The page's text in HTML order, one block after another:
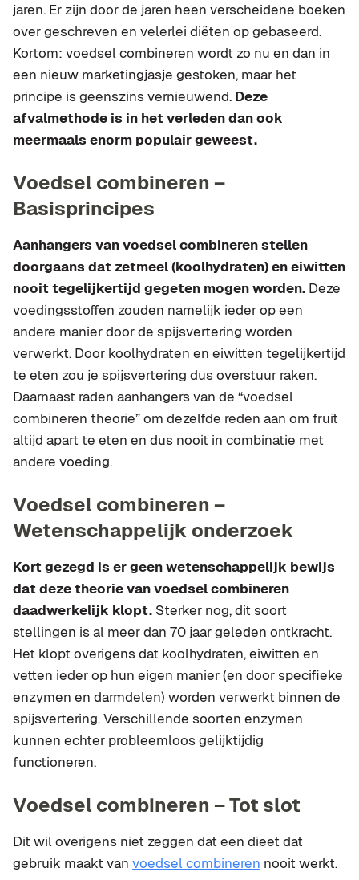
jaren. Er zijn door de jaren heen verscheidene boeken
over geschreven en velerlei diëten op gebaseerd.
Kortom: voedsel combineren wordt zo nu en dan in
een nieuw marketingjasje gestoken, maar het
principe is geenszins vernieuwend. Deze
afvalmethode is in het verleden dan ook
meermaals enorm populair geweest.
Voedsel combineren –
Basisprincipes
Aanhangers van voedsel combineren stellen
doorgaans dat zetmeel (koolhydraten) en eiwitten
nooit tegelijkertijd gegeten mogen worden. Deze
voedingsstoffen zouden namelijk ieder op een
andere manier door de spijsvertering worden
verwerkt. Door koolhydraten en eiwitten tegelijkertijd
te eten zou je spijsvertering dus overstuur raken.
Daarnaast raden aanhangers van de “voedsel
combineren theorie” om dezelfde reden aan om fruit
altijd apart te eten en dus nooit in combinatie met
andere voeding.
Voedsel combineren –
Wetenschappelijk onderzoek
Kort gezegd is er geen wetenschappelijk bewijs
dat deze theorie van voedsel combineren
daadwerkelijk klopt. Sterker nog, dit soort
stellingen is al meer dan 70 jaar geleden ontkracht.
Het klopt overigens dat koolhydraten, eiwitten en
vetten ieder op hun eigen manier (en door specifieke
enzymen en darmdelen) worden verwerkt binnen de
spijsvertering. Verschillende soorten enzymen
kunnen echter probleemloos gelijktijdig
functioneren.
Voedsel combineren – Tot slot
Dit wil overigens niet zeggen dat een dieet dat
gebruik maakt van voedsel combineren nooit werkt.